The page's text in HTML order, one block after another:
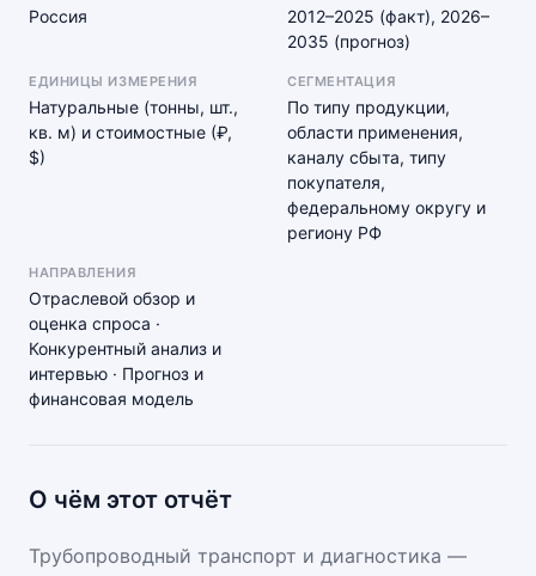
Россия
2012–2025 (факт), 2026–
2035 (прогноз)
ЕДИНИЦЫ ИЗМЕРЕНИЯ
Натуральные (тонны, шт.,
кв. м) и стоимостные (₽,
$)
СЕГМЕНТАЦИЯ
По типу продукции,
области применения,
каналу сбыта, типу
покупателя,
федеральному округу и
региону РФ
НАПРАВЛЕНИЯ
Отраслевой обзор и
оценка спроса ·
Конкурентный анализ и
интервью · Прогноз и
финансовая модель
О чём этот отчёт
Трубопроводный транспорт и диагностика —